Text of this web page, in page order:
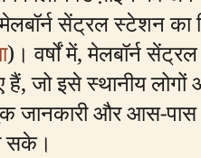
सेंट्रल स्टेशन का
)। वर्षों में, मेलबॉर्न
जो इसे स्थानीय लोगों
जानकारी और आस-
सके।